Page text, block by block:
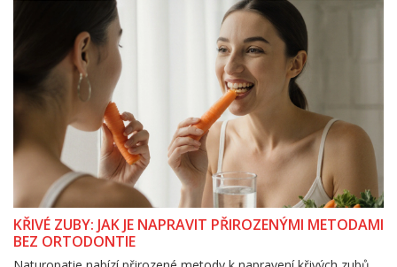
KŘIVÉ ZUBY: JAK JE NAPRAVIT PŘIROZENÝMI METODAMI
BEZ ORTODONTIE